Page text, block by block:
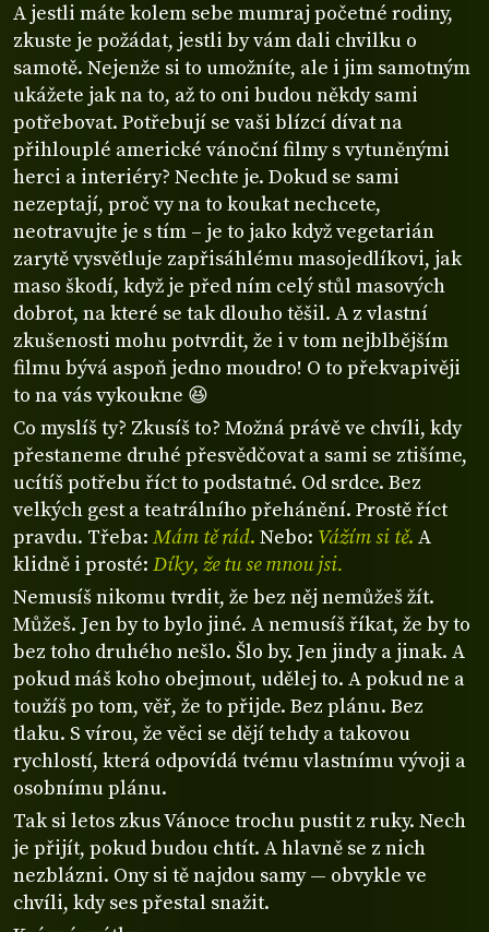
A jestli máte kolem sebe mumraj početné rodiny,
zkuste je požádat, jestli by vám dali chvilku o
samotě. Nejenže si to umožníte, ale i jim samotným
ukážete jak na to, až to oni budou někdy sami
potřebovat. Potřebují se vaši blízcí dívat na
přihlouplé americké vánoční filmy s vytuněnými
herci a interiéry? Nechte je. Dokud se sami
nezeptají, proč vy na to koukat nechcete,
neotravujte je s tím – je to jako když vegetarián
zarytě vysvětluje zapřisáhlému masojedlíkovi, jak
maso škodí, když je před ním celý stůl masových
dobrot, na které se tak dlouho těšil. A z vlastní
zkušenosti mohu potvrdit, že i v tom nejblbějším
filmu bývá aspoň jedno moudro! O to překvapivěji
to na vás vykoukne 😆
Co myslíš ty? Zkusíš to? Možná právě ve chvíli, kdy
přestaneme druhé přesvědčovat a sami se ztišíme,
ucítíš potřebu říct to podstatné. Od srdce. Bez
velkých gest a teatrálního přehánění. Prostě říct
pravdu. Třeba: Mám tě rád. Nebo: Vážím si tě. A
klidně i prosté: Díky, že tu se mnou jsi.
Nemusíš nikomu tvrdit, že bez něj nemůžeš žít.
Můžeš. Jen by to bylo jiné. A nemusíš říkat, že by to
bez toho druhého nešlo. Šlo by. Jen jindy a jinak. A
pokud máš koho obejmout, udělej to. A pokud ne a
toužíš po tom, věř, že to přijde. Bez plánu. Bez
tlaku. S vírou, že věci se dějí tehdy a takovou
rychlostí, která odpovídá tvému vlastnímu vývoji a
osobnímu plánu.
Tak si letos zkus Vánoce trochu pustit z ruky. Nech
je přijít, pokud budou chtít. A hlavně se z nich
nezblázni. Ony si tě najdou samy — obvykle ve
chvíli, kdy ses přestal snažit.